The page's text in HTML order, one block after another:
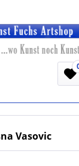
Vasovic